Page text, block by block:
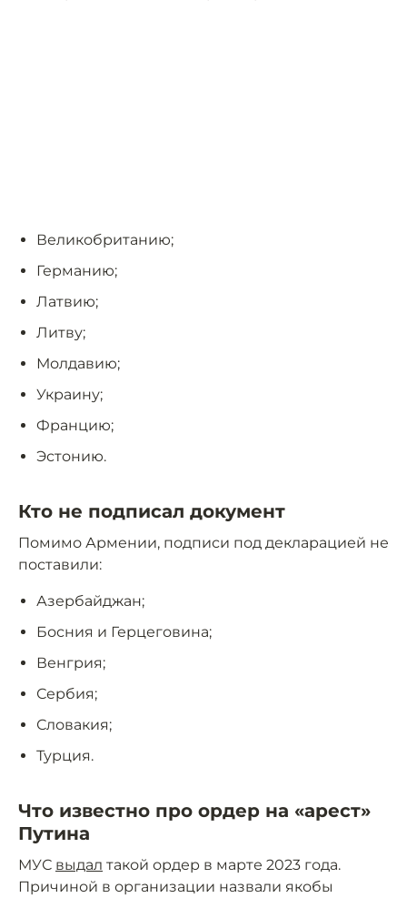
Великобританию;
Германию;
Латвию;
Литву;
Молдавию;
Украину;
Францию;
Эстонию.
Кто не подписал документ
Помимо Армении, подписи под декларацией не
поставили:
Азербайджан;
Босния и Герцеговина;
Венгрия;
Сербия;
Словакия;
Турция.
Что известно про ордер на «арест»
Путина
МУС выдал такой ордер в марте 2023 года.
Причиной в организации назвали якобы